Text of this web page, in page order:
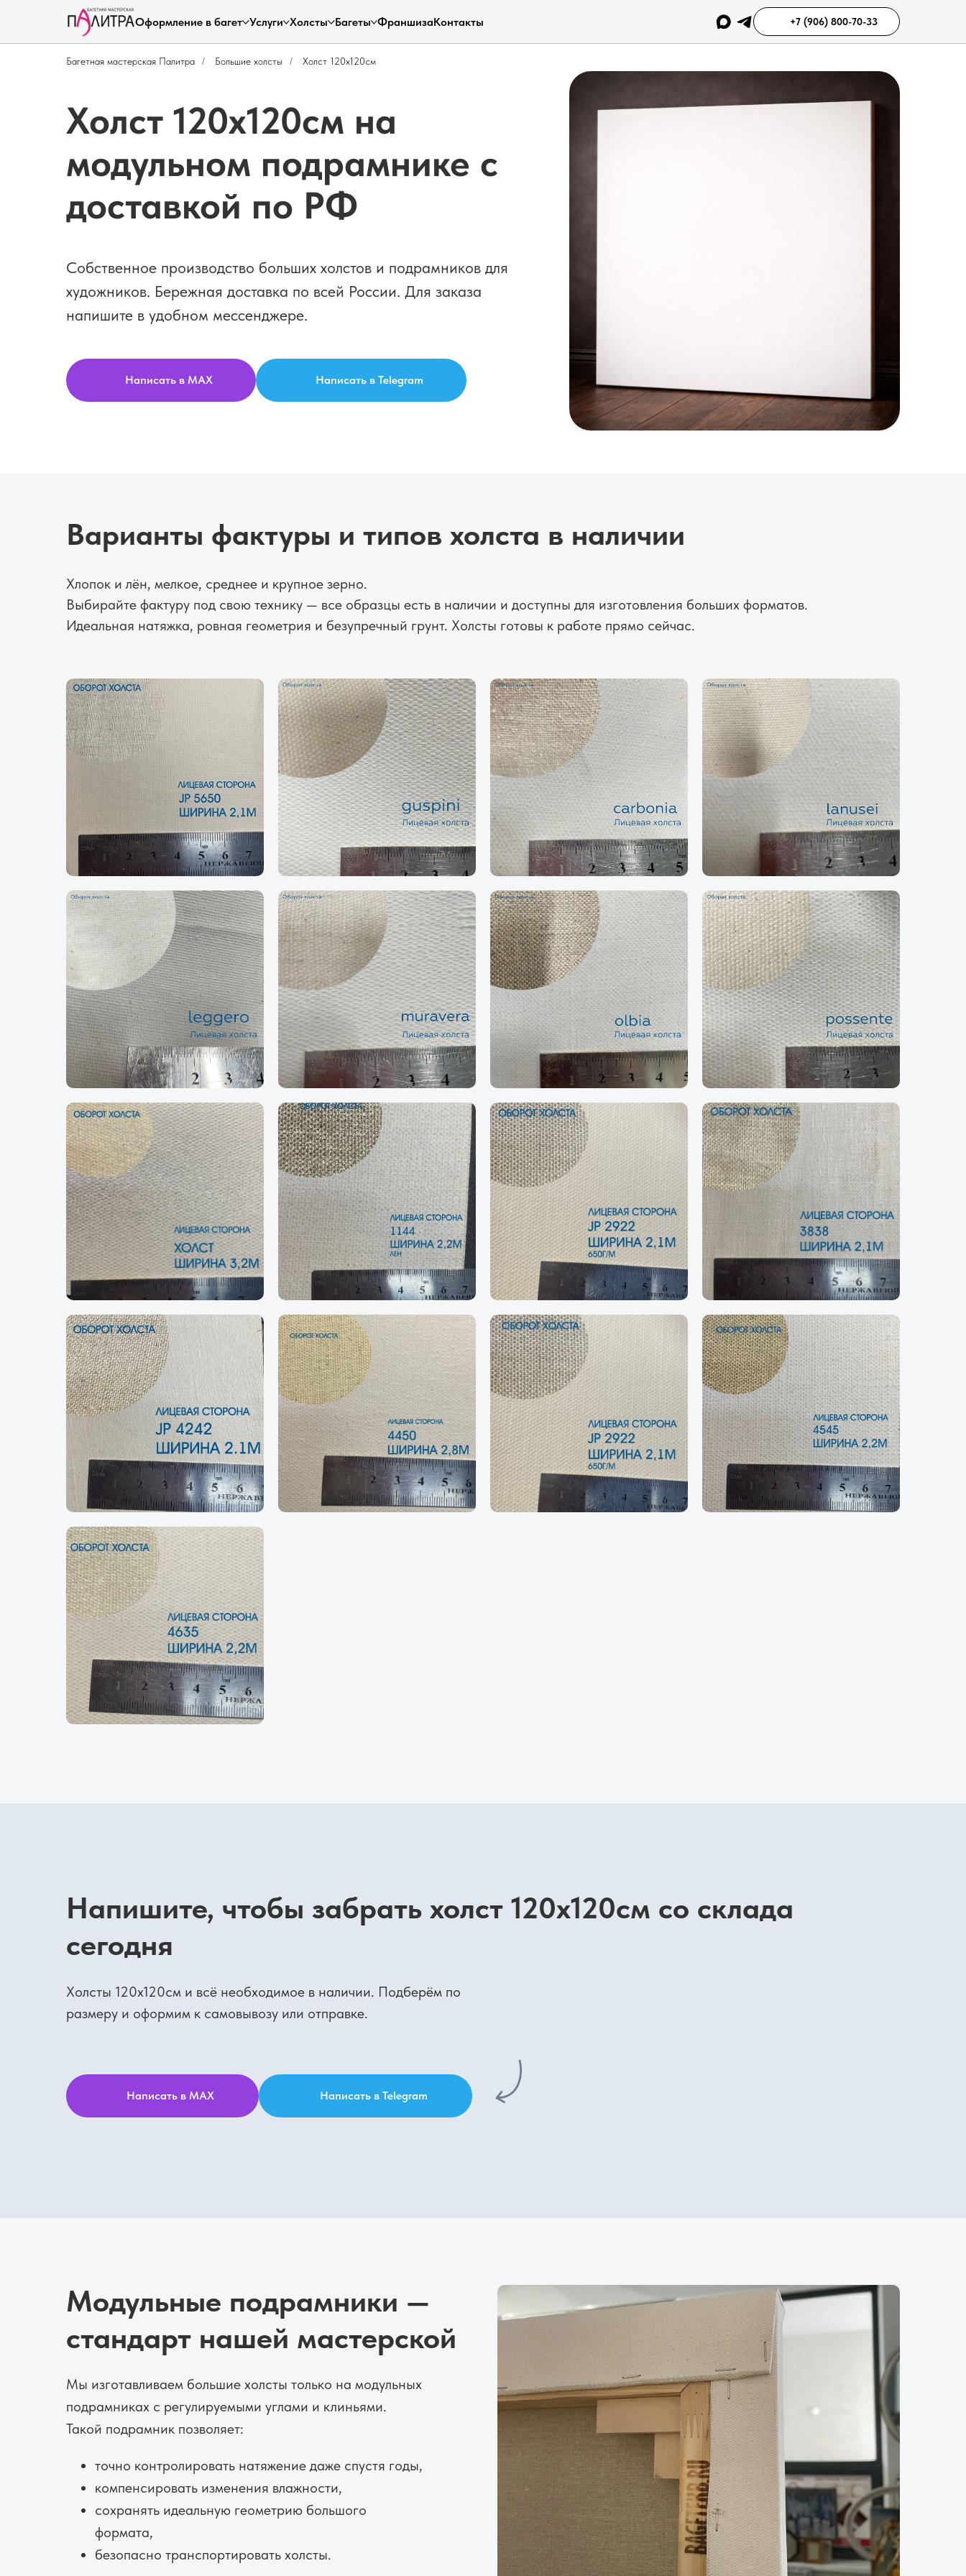
Оформление в багет Услуги Холсты Багеты ФраншизаКонтакты +7 (906) 800-70-33
Багетная мастерская Палитра / Большие холсты / Холст 120х120см
Холст 120х120см на
модульном подрамнике с
доставкой по РФ
Собственное производство больших холстов и подрамников для
художников. Бережная доставка по всей России. Для заказа
напишите в удобном мессенджере.
Написать в MAX Написать в Telegram
Варианты фактуры и типов холста в наличии
Хлопок и лён, мелкое, среднее и крупное зерно.
Выбирайте фактуру под свою технику — все образцы есть в наличии и доступны для изготовления больших форматов.
Идеальная натяжка, ровная геометрия и безупречный грунт. Холсты готовы к работе прямо сейчас.
Напишите, чтобы забрать холст 120х120см со склада
сегодня
Холсты 120х120см и всё необходимое в наличии. Подберём по
размеру и оформим к самовывозу или отправке.
Написать в MAX Написать в Telegram
Модульные подрамники —
стандарт нашей мастерской
Мы изготавливаем большие холсты только на модульных
подрамниках с регулируемыми углами и клиньями.
Такой подрамник позволяет:
точно контролировать натяжение даже спустя годы,
компенсировать изменения влажности,
сохранять идеальную геометрию большого
формата,
безопасно транспортировать холсты.